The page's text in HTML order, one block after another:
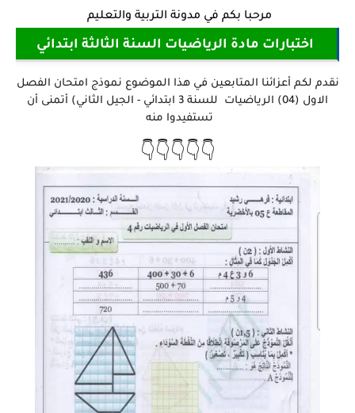
مرحبا بكم في مدونة التربية والتعليم
اختبارات مادة الرياضيات السنة الثالثة ابتدائي
نقدم لكم أعزائنا المتابعين في هذا الموضوع نموذج امتحان الفصل
الاول (04) الرياضيات للسنة 3 ابتدائي - الجيل الثاني) أتمنى أن
تستفيدوا منه
👇👇👇👇👇